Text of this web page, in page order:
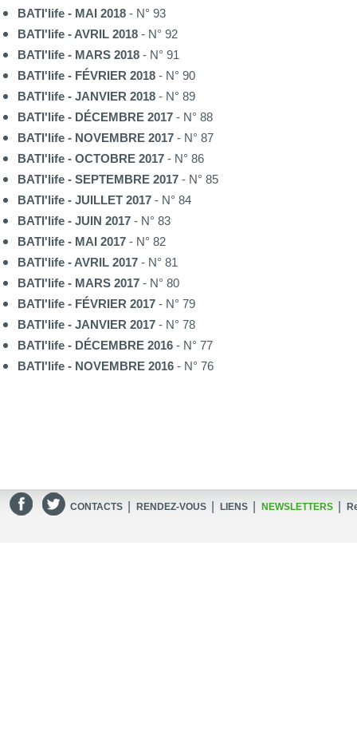
BATI'life - MAI 2018 - N° 93
BATI'life - AVRIL 2018 - N° 92
BATI'life - MARS 2018 - N° 91
BATI'life - FÉVRIER 2018 - N° 90
BATI'life - JANVIER 2018 - N° 89
BATI'life - DÉCEMBRE 2017 - N° 88
BATI'life - NOVEMBRE 2017 - N° 87
BATI'life - OCTOBRE 2017 - N° 86
BATI'life - SEPTEMBRE 2017 - N° 85
BATI'life - JUILLET 2017 - N° 84
BATI'life - JUIN 2017 - N° 83
BATI'life - MAI 2017 - N° 82
BATI'life - AVRIL 2017 - N° 81
BATI'life - MARS 2017 - N° 80
BATI'life - FÉVRIER 2017 - N° 79
BATI'life - JANVIER 2017 - N° 78
BATI'life - DÉCEMBRE 2016 - N° 77
BATI'life - NOVEMBRE 2016 - N° 76
CONTACTS RENDEZ-VOUS LIENS NEWSLETTERS